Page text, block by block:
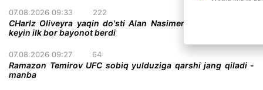
07.08.2026 09:33 222
CHarlz Oliveyra yaqin do'sti Alan Nasimentoning vafotidan
keyin ilk bor bayonot berdi
07.08.2026 09:27 64
Ramazon Temirov UFC sobiq yulduziga qarshi jang qiladi -
manba